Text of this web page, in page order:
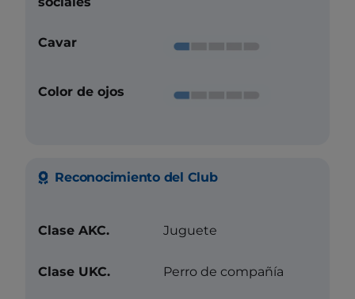
Cavar
Color de ojos
Reconocimiento del Club
Clase AKC. Juguete
Clase UKC. Perro de compañía